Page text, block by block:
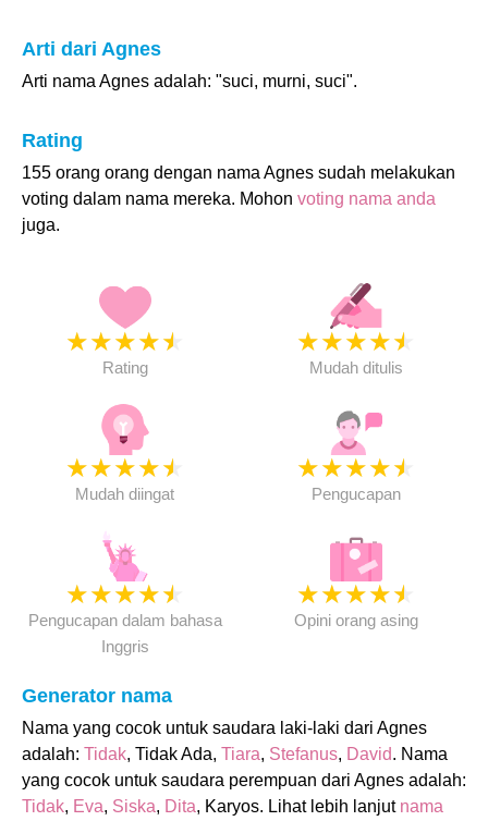
Arti dari Agnes
Arti nama Agnes adalah: "suci, murni, suci".
Rating
155 orang orang dengan nama Agnes sudah melakukan
voting dalam nama mereka. Mohon voting nama anda
juga.
★★★★★
Rating
★★★★★
Mudah ditulis
★★★★★
Mudah diingat
★★★★★
Pengucapan
★★★★★
Pengucapan dalam bahasa
Inggris
★★★★★
Opini orang asing
Generator nama
Nama yang cocok untuk saudara laki-laki dari Agnes
adalah: Tidak, Tidak Ada, Tiara, Stefanus, David. Nama
yang cocok untuk saudara perempuan dari Agnes adalah:
Tidak, Eva, Siska, Dita, Karyos. Lihat lebih lanjut nama